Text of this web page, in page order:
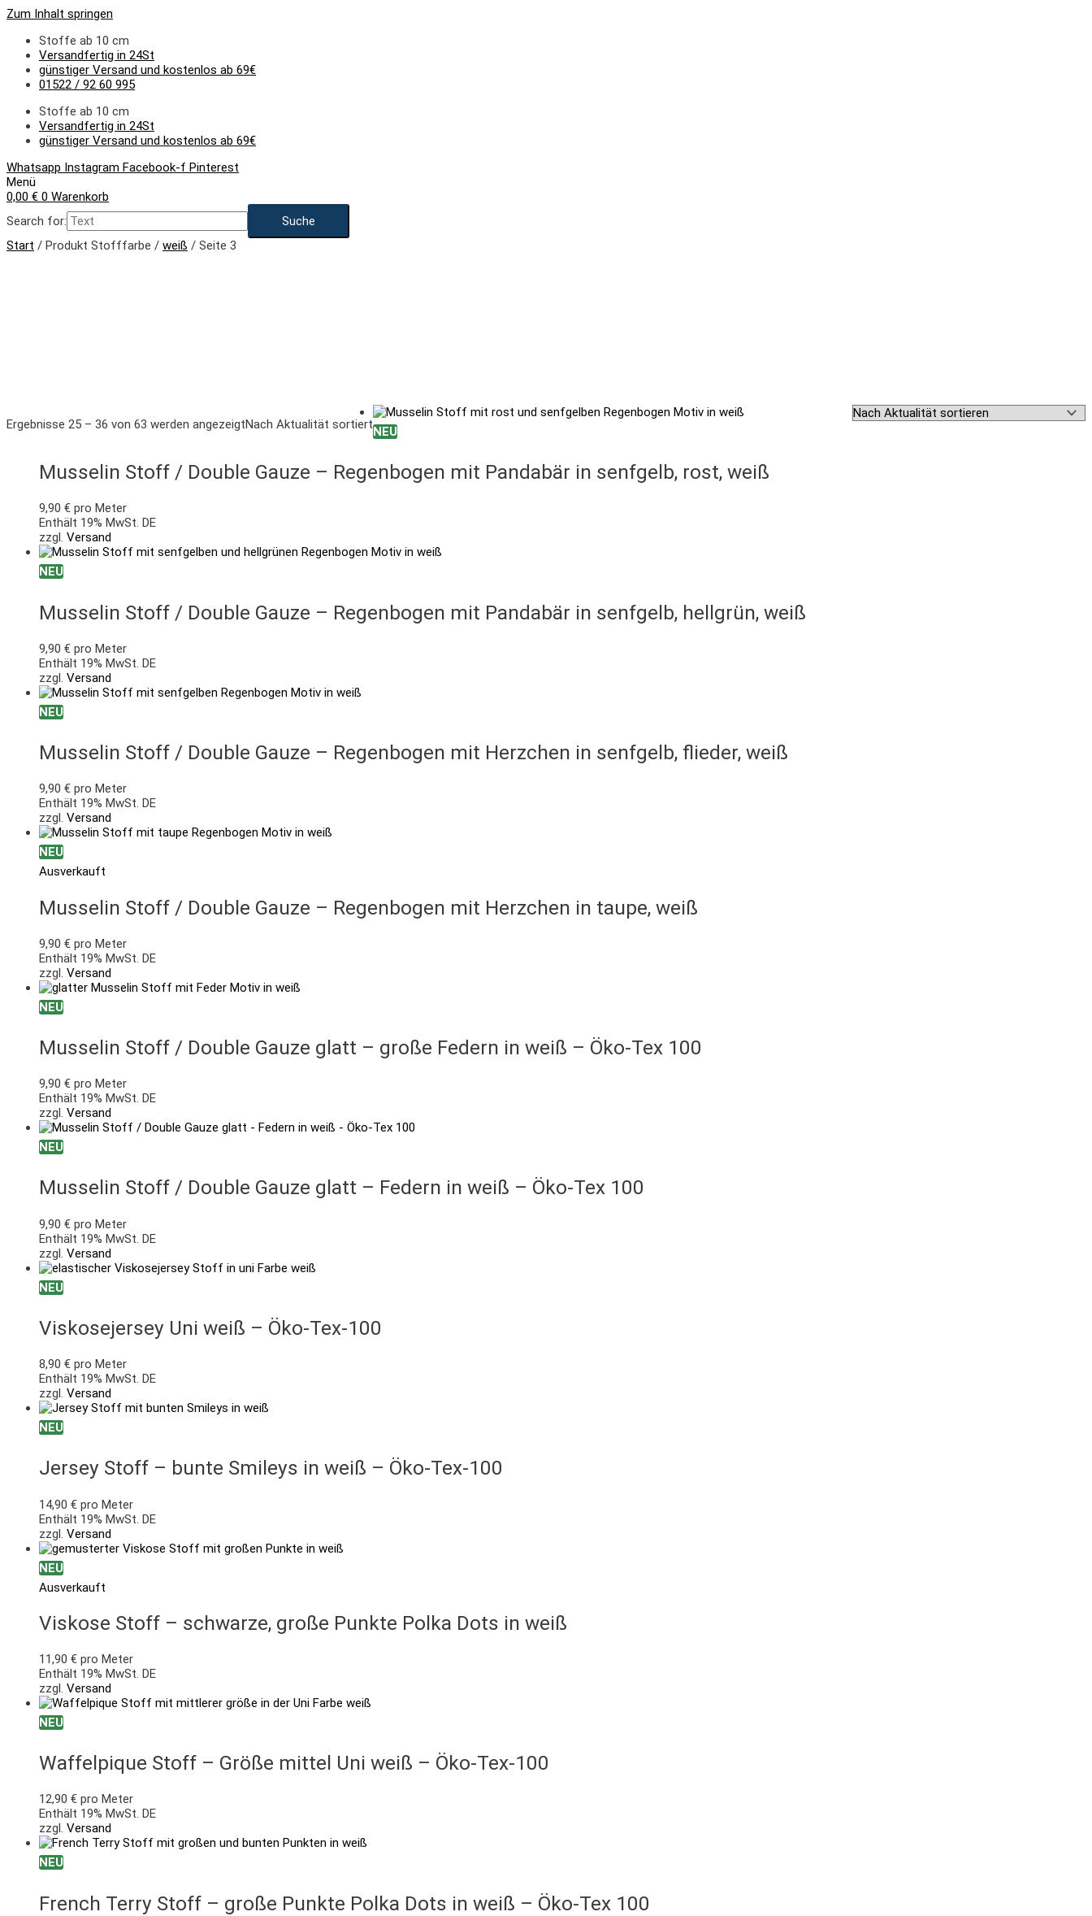
Zum Inhalt springen
Stoffe ab 10 cm
Versandfertig in 24St
günstiger Versand und kostenlos ab 69€
01522 / 92 60 995
Stoffe ab 10 cm
Versandfertig in 24St
günstiger Versand und kostenlos ab 69€
Whatsapp Instagram Facebook-f Pinterest
Menü
0,00 € 0 Warenkorb
Search for:
Start / Produkt Stofffarbe / weiß / Seite 3
Ergebnisse 25 – 36 von 63 werden angezeigtNach Aktualität sortiertNEU
Musselin Stoff / Double Gauze – Regenbogen mit Pandabär in senfgelb, rost, weiß
9,90 € pro Meter
Enthält 19% MwSt. DE
zzgl. Versand
NEU
Musselin Stoff / Double Gauze – Regenbogen mit Pandabär in senfgelb, hellgrün, weiß
9,90 € pro Meter
Enthält 19% MwSt. DE
zzgl. Versand
NEU
Musselin Stoff / Double Gauze – Regenbogen mit Herzchen in senfgelb, flieder, weiß
9,90 € pro Meter
Enthält 19% MwSt. DE
zzgl. Versand
NEU
Ausverkauft
Musselin Stoff / Double Gauze – Regenbogen mit Herzchen in taupe, weiß
9,90 € pro Meter
Enthält 19% MwSt. DE
zzgl. Versand
NEU
Musselin Stoff / Double Gauze glatt – große Federn in weiß – Öko-Tex 100
9,90 € pro Meter
Enthält 19% MwSt. DE
zzgl. Versand
NEU
Musselin Stoff / Double Gauze glatt – Federn in weiß – Öko-Tex 100
9,90 € pro Meter
Enthält 19% MwSt. DE
zzgl. Versand
NEU
Viskosejersey Uni weiß – Öko-Tex-100
8,90 € pro Meter
Enthält 19% MwSt. DE
zzgl. Versand
NEU
Jersey Stoff – bunte Smileys in weiß – Öko-Tex-100
14,90 € pro Meter
Enthält 19% MwSt. DE
zzgl. Versand
NEU
Ausverkauft
Viskose Stoff – schwarze, große Punkte Polka Dots in weiß
11,90 € pro Meter
Enthält 19% MwSt. DE
zzgl. Versand
NEU
Waffelpique Stoff – Größe mittel Uni weiß – Öko-Tex-100
12,90 € pro Meter
Enthält 19% MwSt. DE
zzgl. Versand
NEU
French Terry Stoff – große Punkte Polka Dots in weiß – Öko-Tex 100